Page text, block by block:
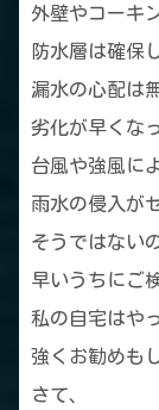
外壁やコーキ
防水層は確保
漏水の心配は
劣化が早くな
台風や強風に
雨水の侵入が
そうではない
早いうちにご
私の自宅はや
強くお勧めも
さて、